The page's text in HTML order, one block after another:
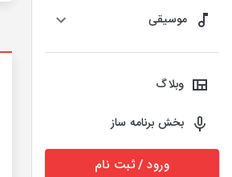
موسیقی
وبلاگ
بخش برنامه ساز
ورود / ثبت نام